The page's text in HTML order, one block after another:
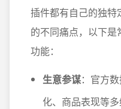
插件都有自己的独特
的不同痛点，以下
功能：
生意参谋：官方
化、商品表现等多